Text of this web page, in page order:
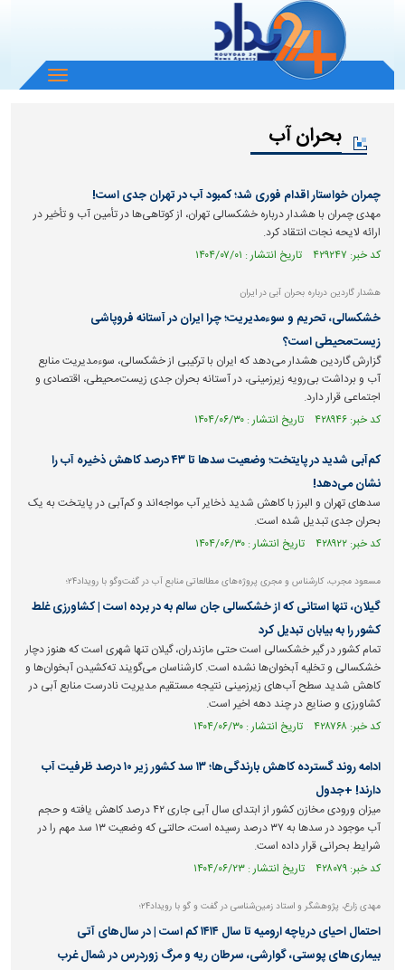
باز
و
بحران آب
چمران خواستار اقدام فوری شد؛ کمبود آب در تهران جدی است!
مهدی چمران با هشدار درباره خشکسالی تهران، از کوتاهی‌ها در تأمین آب و تأخیر در
ارائه لایحه نجات انتقاد کرد.
کد خبر: ۴۲۹۲۴۷ تاریخ انتشار : ۱۴۰۴/۰۷/۰۱
هشدار گاردین درباره بحران آبی در ایران
خشکسالی، تحریم و سوءمدیریت؛ چرا ایران در آستانه فروپاشی
زیست‌محیطی است؟
گزارش گاردین هشدار می‌دهد که ایران با ترکیبی از خشکسالی، سوءمدیریت منابع
آب و برداشت بی‌رویه زیرزمینی، در آستانه بحران جدی زیست‌محیطی، اقتصادی و
اجتماعی قرار دارد.
کد خبر: ۴۲۸۹۴۶ تاریخ انتشار : ۱۴۰۴/۰۶/۳۰
کم‌آبی شدید در پایتخت؛ وضعیت سدها تا ۴۳ درصد کاهش ذخیره آب را
نشان می‌دهد!
سد‌های تهران و البرز با کاهش شدید ذخایر آب مواجه‌اند و کم‌آبی در پایتخت به یک
بحران جدی تبدیل شده است.
کد خبر: ۴۲۸۹۲۲ تاریخ انتشار : ۱۴۰۴/۰۶/۳۰
مسعود مجرب، کارشناس و مجری پروژه‌های مطالعاتی منابع آب در گفت‌وگو با رویداد۲۴؛
گیلان، تنها استانی که از خشکسالی جان سالم به در برده است | کشاورزی غلط
کشور را به بیابان تبدیل کرد
تمام کشور در گیر خشکسالی است حتی مازندران، گیلان تنها شهری است که هنوز دچار
خشکسالی و تخلیه آبخوان‌ها نشده است. کارشناسان می‌گویند ته‌کشیدن آبخوان‌ها و
کاهش شدید سطح آب‌های زیرزمینی نتیجه مستقیم مدیریت نادرست منابع آبی در
کشاورزی و صنایع در چند دهه اخیر است.
کد خبر: ۴۲۸۷۶۸ تاریخ انتشار : ۱۴۰۴/۰۶/۳۰
ادامه روند گسترده کاهش بارندگی‌ها؛ ۱۳ سد کشور زیر ۱۰ درصد ظرفیت آب
دارند! +جدول
میزان ورودی مخازن کشور از ابتدای سال آبی جاری ۴۲ درصد کاهش یافته و حجم
آب موجود در سد‌ها به ۳۷ درصد رسیده است، حالتی که وضعیت ۱۳ سد مهم را در
شرایط بحرانی قرار داده است.
کد خبر: ۴۲۸۰۷۹ تاریخ انتشار : ۱۴۰۴/۰۶/۲۳
مهدی زارع، پژوهشگر و استاد زمین‌شناسی در گفت و گو با رویداد۲۴؛
احتمال احیای دریاچه ارومیه تا سال ۱۴۱۴ کم است | در سال‌های آتی
بیماری‌های پوستی، گوارشی، سرطان ریه و مرگ زوردرس در شمال غرب